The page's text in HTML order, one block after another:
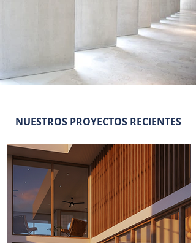
NUESTROS PROYECTOS RECIENTES